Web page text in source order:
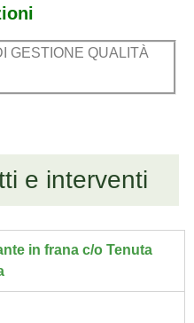
GESTIONE QUALITÀ
e interventi
in frana c/o Tenuta